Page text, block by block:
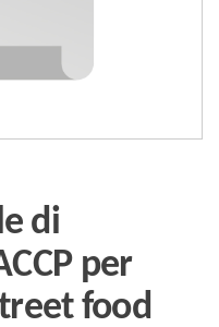
di
per
food